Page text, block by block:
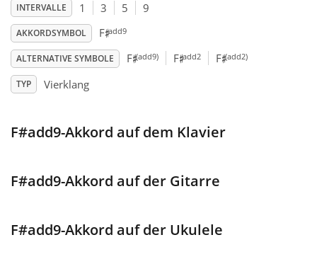
Español
Français
日本語
INTERVALLE 1 3 5 9
AKKORDSYMBOL F♯add9
ALTERNATIVE SYMBOLE F♯(add9) F♯add2 F♯(add2)
TYP Vierklang
F#add9-Akkord auf dem Klavier
F#add9-Akkord auf der Gitarre
F#add9-Akkord auf der Ukulele